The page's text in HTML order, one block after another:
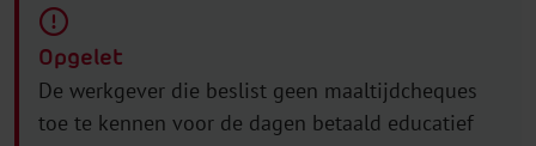
Opgelet
De werkgever die beslist geen maaltijdcheques
toe te kennen voor de dagen betaald educatief